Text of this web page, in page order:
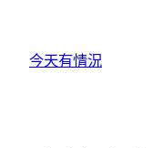
今天有情況